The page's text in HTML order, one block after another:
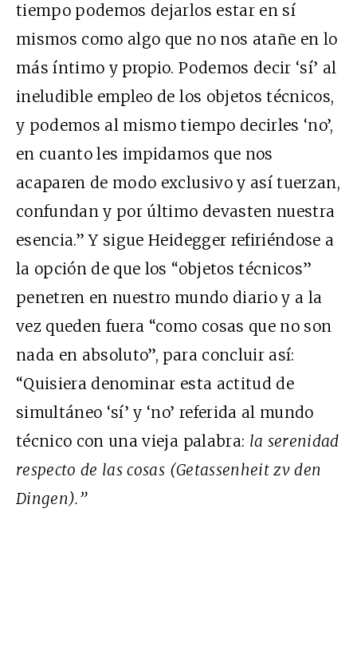
tiempo podemos dejarlos estar en sí
mismos como algo que no nos atañe en lo
más íntimo y propio. Podemos decir ‘sí’ al
ineludible empleo de los objetos técnicos,
y podemos al mismo tiempo decirles ‘no’,
en cuanto les impidamos que nos
acaparen de modo exclusivo y así tuerzan,
confundan y por último devasten nuestra
esencia.” Y sigue Heidegger refiriéndose a
la opción de que los “objetos técnicos”
penetren en nuestro mundo diario y a la
vez queden fuera “como cosas que no son
nada en absoluto”, para concluir así:
“Quisiera denominar esta actitud de
simultáneo ‘sí’ y ‘no’ referida al mundo
técnico con una vieja palabra: la serenidad
respecto de las cosas (Getassenheit zv den
Dingen).”